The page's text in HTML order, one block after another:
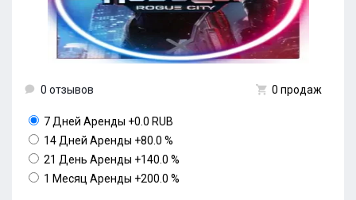
0 отзывов 0 продаж
7 Дней Аренды +0.0 RUB
14 Дней Аренды +80.0 %
21 День Аренды +140.0 %
1 Месяц Аренды +200.0 %